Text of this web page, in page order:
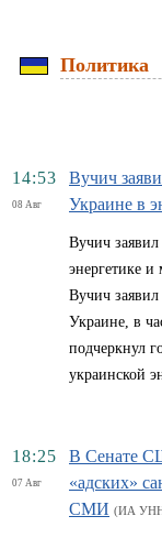
Политика
14:53
08 Авг
Вучич
Украине в
Вучич
энергетике
Вучич
Украине, в
подчеркнул
украинской
18:25
07 Авг
В Сенате
«адских»
СМИ (ИА